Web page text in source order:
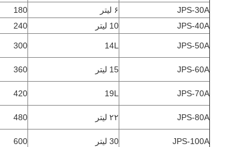
JPS-30A
۶ لیتر 180
JPS-40A
10 لیتر 240
JPS-50A
14L
300
JPS-60A
15 لیتر 360
JPS-70A
19L
420
JPS-80A
۲۲ لیتر 480
JPS-100A
30 لیتر 600